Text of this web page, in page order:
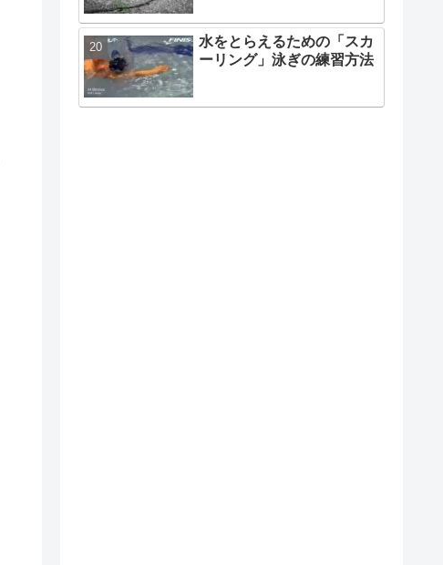
水をとらえるための「スカ
ーリング」泳ぎの練習方法